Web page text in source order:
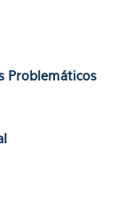
Problemáticos